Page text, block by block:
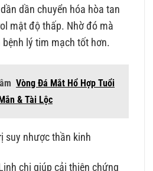
dần chuyển hóa hòa tan
mật độ thấp. Nhờ đó mà
lý tim mạch tốt hơn.
Vòng Đá Mắt Hổ Hợp Tuổi
& Tài Lộc
suy nhược thần kinh
chi giúp cải thiện chứng